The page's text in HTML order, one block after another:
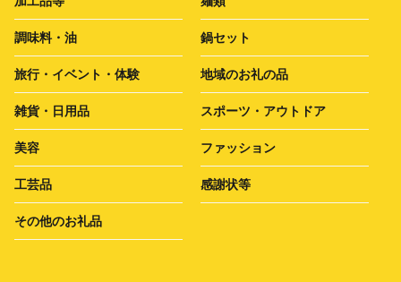
調味料・油 鍋セット
旅行・イベント・体験 地域のお礼の品
雑貨・日用品 スポーツ・アウトドア
美容 ファッション
工芸品 感謝状等
その他のお礼品